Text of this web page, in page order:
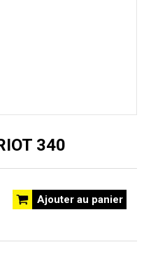
340
Ajouter au panier